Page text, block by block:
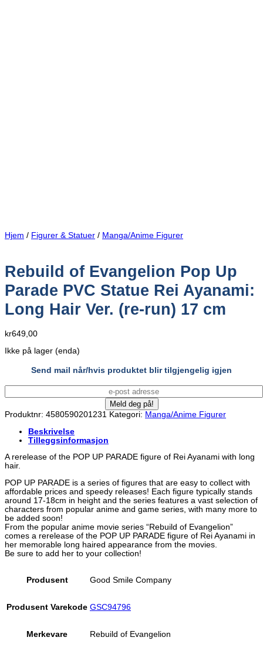
Hjem / Figurer & Statuer / Manga/Anime Figurer
Rebuild of Evangelion Pop Up
Parade PVC Statue Rei Ayanami:
Long Hair Ver. (re-run) 17 cm
kr649,00
Ikke på lager (enda)
Send mail når/hvis produktet blir tilgjengelig igjen
Produktnr: 4580590201231 Kategori: Manga/Anime Figurer
Beskrivelse
Tilleggsinformasjon
A rerelease of the POP UP PARADE figure of Rei Ayanami with long
hair.
POP UP PARADE is a series of figures that are easy to collect with
affordable prices and speedy releases! Each figure typically stands
around 17-18cm in height and the series features a vast selection of
characters from popular anime and game series, with many more to
be added soon!
From the popular anime movie series “Rebuild of Evangelion”
comes a rerelease of the POP UP PARADE figure of Rei Ayanami in
her memorable long haired appearance from the movies.
Be sure to add her to your collection!
Produsent Good Smile Company
Produsent Varekode GSC94796
Merkevare Rebuild of Evangelion